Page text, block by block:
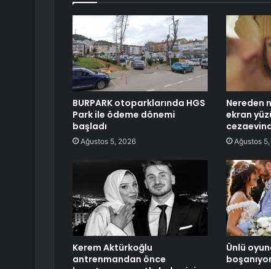
BURPARK otoparklarında HGS
Park ile ödeme dönemi
başladı
Ağustos 5, 2026
Nereden
ekran
Ağustos
Kerem Aktürkoğlu
antrenmandan önce
Ünlü